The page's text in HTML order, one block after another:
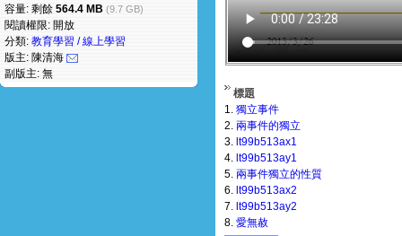
容量: 剩餘 564.4 MB (9.7 GB)
閱讀權限: 開放
分類: 教育學習 / 線上學習
版主: 陳清海
副版主: 無
標題
1. 獨立事件
2. 兩事件的獨立
3. lt99b513ax1
4. lt99b513ay1
5. 兩事件獨立的性質
6. lt99b513ax2
7. lt99b513ay2
8. 愛無赦